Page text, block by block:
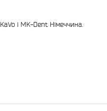
і MK-Dent Німеччина.